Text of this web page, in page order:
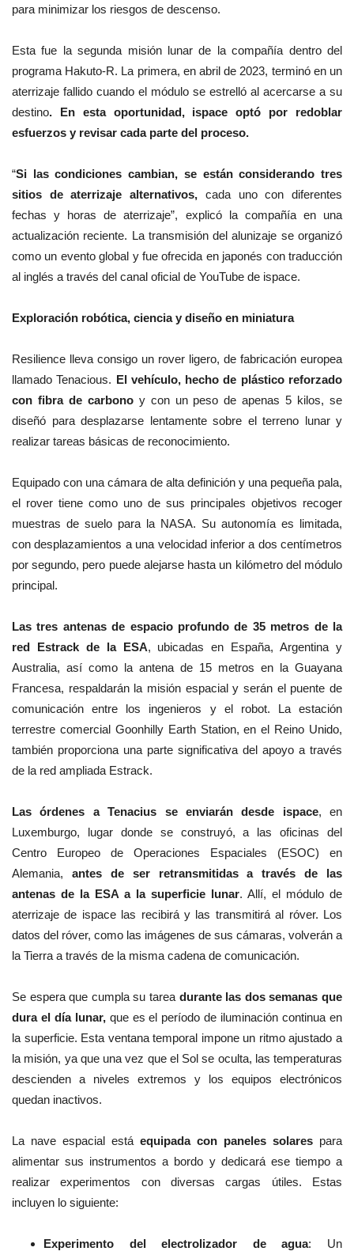
para minimizar los riesgos de descenso.
Esta fue la segunda misión lunar de la compañía dentro del
programa Hakuto-R. La primera, en abril de 2023, terminó en un
aterrizaje fallido cuando el módulo se estrelló al acercarse a su
destino. En esta oportunidad, ispace optó por redoblar
esfuerzos y revisar cada parte del proceso.
“Si las condiciones cambian, se están considerando tres
sitios de aterrizaje alternativos, cada uno con diferentes
fechas y horas de aterrizaje”, explicó la compañía en una
actualización reciente. La transmisión del alunizaje se organizó
como un evento global y fue ofrecida en japonés con traducción
al inglés a través del canal oficial de YouTube de ispace.
Exploración robótica, ciencia y diseño en miniatura
Resilience lleva consigo un rover ligero, de fabricación europea
llamado Tenacious. El vehículo, hecho de plástico reforzado
con fibra de carbono y con un peso de apenas 5 kilos, se
diseñó para desplazarse lentamente sobre el terreno lunar y
realizar tareas básicas de reconocimiento.
Equipado con una cámara de alta definición y una pequeña pala,
el rover tiene como uno de sus principales objetivos recoger
muestras de suelo para la NASA. Su autonomía es limitada,
con desplazamientos a una velocidad inferior a dos centímetros
por segundo, pero puede alejarse hasta un kilómetro del módulo
principal.
Las tres antenas de espacio profundo de 35 metros de la
red Estrack de la ESA, ubicadas en España, Argentina y
Australia, así como la antena de 15 metros en la Guayana
Francesa, respaldarán la misión espacial y serán el puente de
comunicación entre los ingenieros y el robot. La estación
terrestre comercial Goonhilly Earth Station, en el Reino Unido,
también proporciona una parte significativa del apoyo a través
de la red ampliada Estrack.
Las órdenes a Tenacius se enviarán desde ispace, en
Luxemburgo, lugar donde se construyó, a las oficinas del
Centro Europeo de Operaciones Espaciales (ESOC) en
Alemania, antes de ser retransmitidas a través de las
antenas de la ESA a la superficie lunar. Allí, el módulo de
aterrizaje de ispace las recibirá y las transmitirá al róver. Los
datos del róver, como las imágenes de sus cámaras, volverán a
la Tierra a través de la misma cadena de comunicación.
Se espera que cumpla su tarea durante las dos semanas que
dura el día lunar,que es el período de iluminación continua en
la superficie. Esta ventana temporal impone un ritmo ajustado a
la misión, ya que una vez que el Sol se oculta, las temperaturas
descienden a niveles extremos y los equipos electrónicos
quedan inactivos.
La nave espacial está equipada con paneles solares para
alimentar sus instrumentos a bordo y dedicará ese tiempo a
realizar experimentos con diversas cargas útiles. Estas
incluyen lo siguiente:
Experimento del electrolizador de agua: Un